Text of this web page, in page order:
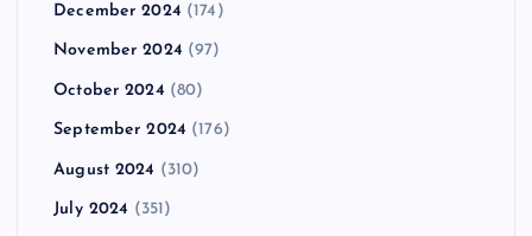
December 2024 (174)
November 2024 (97)
October 2024 (80)
September 2024 (176)
August 2024 (310)
July 2024 (351)